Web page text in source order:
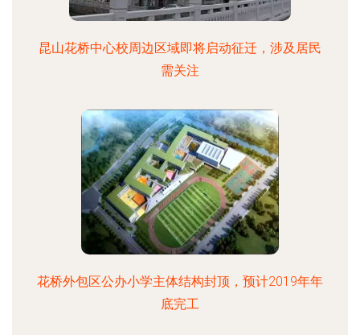
昆山花桥中心校周边区域即将启动征迁，涉及居民
需关注
花桥外包区公办小学主体结构封顶，预计2019年年
底完工